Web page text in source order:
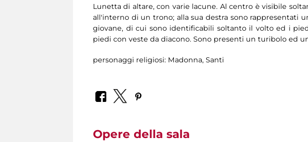
Lunetta di altare, con varie lacune. Al centro è visibile
all'interno di un trono; alla sua destra sono rappresentati
giovane, di cui sono identificabili soltanto il volto ed i
piedi con veste da diacono. Sono presenti un turibolo ed
personaggi religiosi: Madonna, Santi
Opere della sala